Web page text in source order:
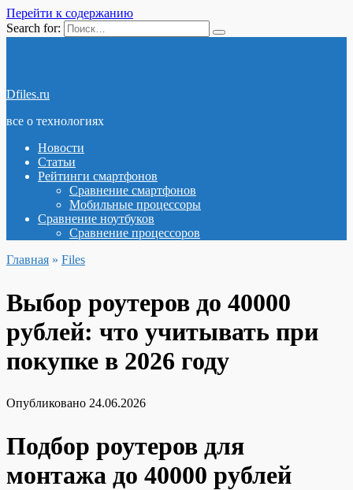
Перейти к содержанию
Search for:
Dfiles.ru
все о технологиях
Новости
Статьи
Рейтинги смартфонов
Сравнение смартфонов
Мобильные процессоры
Сравнение ноутбуков
Сравнение процессоров
Главная » Files
Выбор роутеров до 40000
рублей: что учитывать при
покупке в 2026 году
Опубликовано 24.06.2026
Подбор роутеров для
монтажа до 40000 рублей